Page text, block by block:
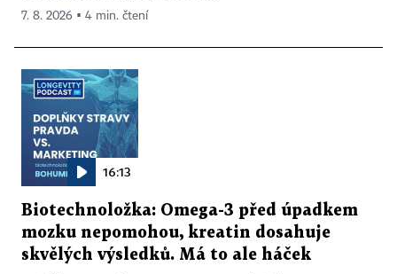
7. 8. 2026 ▪ 4 min. čtení
16:13
Biotechnoložka: Omega-3 před úpadkem
mozku nepomohou, kreatin dosahuje
skvělých výsledků. Má to ale háček